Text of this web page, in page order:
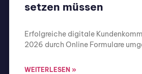
setzen müssen
Erfolgreiche digitale
2026 durch Online Formulare
WEITERLESEN »